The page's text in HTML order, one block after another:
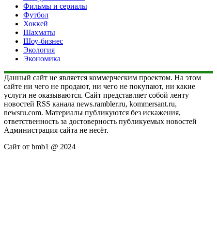
Фильмы и сериалы
Футбол
Хоккей
Шахматы
Шоу-бизнес
Экология
Экономика
Данный сайт не является коммерческим проектом. На этом
сайте ни чего не продают, ни чего не покупают, ни какие
услуги не оказываются. Сайт представляет собой ленту
новостей RSS канала news.rambler.ru, kommersant.ru,
newsru.com. Материалы публикуются без искажения,
ответственность за достоверность публикуемых новостей
Администрация сайта не несёт.
Сайт от bmb1 @ 2024